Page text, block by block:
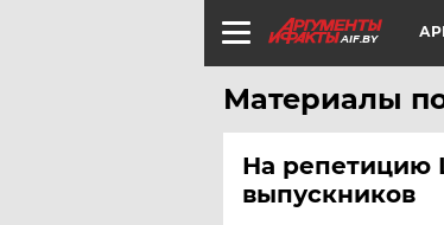
AIF.BY
Материалы
На репетицию
выпускников